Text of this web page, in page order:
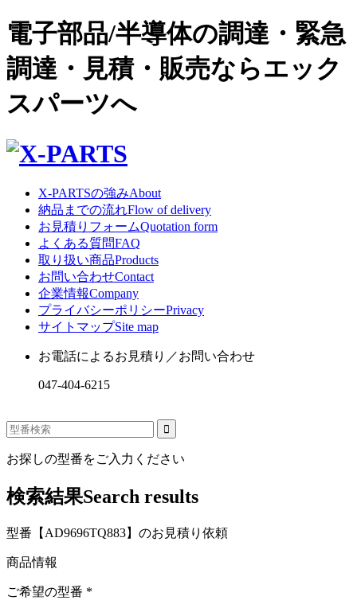
電子部品/半導体の調達・緊急
調達・見積・販売ならエック
スパーツへ
X-PARTSの強みAbout
納品までの流れFlow of delivery
お見積りフォームQuotation form
よくある質問FAQ
取り扱い商品Products
お問い合わせContact
企業情報Company
プライバシーポリシーPrivacy
サイトマップSite map
お電話によるお見積り／お問い合わせ
047-404-6215
お探しの型番をご入力ください
検索結果Search results
型番【AD9696TQ883】のお見積り依頼
商品情報
ご希望の型番 *